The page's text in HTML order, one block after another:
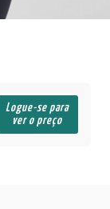
Logue-se para
ver o preço